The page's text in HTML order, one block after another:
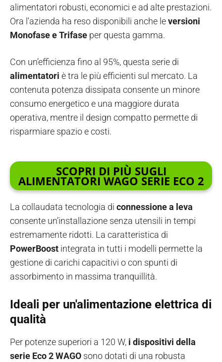
alimentatori robusti, economici e ad alte prestazioni.
Ora l'azienda ha reso disponibili anche leversioni
Monofase e Trifase per questa gamma.
Con un’efficienza fino al 95%, questa serie di
alimentatori è tra le più efficienti sul mercato. La
contenuta potenza dissipata consente un minore
consumo energetico e una maggiore durata
operativa, mentre il design compatto permette di
risparmiare spazio e costi.
SCOPRI DI PIÙ SUGLI
ALIMENTATORI WAGO SERIE ECO 2
La collaudata tecnologia di connessione a leva
consente un’installazione senza utensili in tempi
estremamente ridotti. La caratteristica di
PowerBoost integrata in tutti i modelli permette la
gestione di carichi capacitivi o con spunti di
assorbimento in massima tranquillità.
Ideali per un'alimentazione elettrica di
qualità
Per potenze superiori a 120 W, i dispositivi della
serie Eco 2 WAGO sono dotati di una robusta